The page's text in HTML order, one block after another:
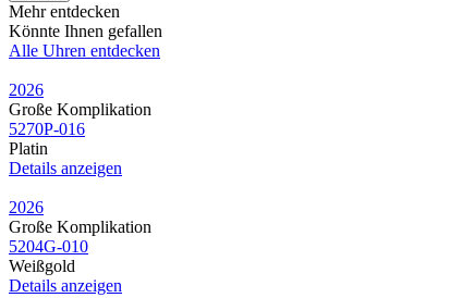
Mehr entdecken
Könnte Ihnen gefallen
Alle Uhren entdecken
2026
Große Komplikation
5270P​-016
Platin
Details anzeigen
2026
Große Komplikation
5204G​-010
Weißgold
Details anzeigen